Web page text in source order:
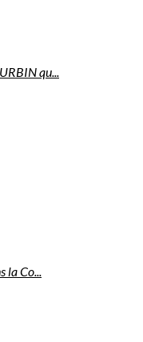
qu...
la Co...